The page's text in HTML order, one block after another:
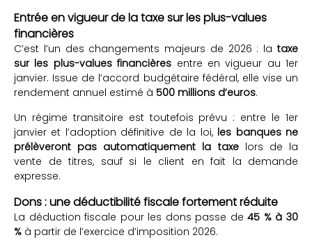
Entrée en vigueur de la taxe sur les plus-values
financières
C’est l’un des changements majeurs de 2026 : la taxe
sur les plus-values financières entre en vigueur au 1er
janvier. Issue de l’accord budgétaire fédéral, elle vise un
rendement annuel estimé à 500 millions d’euros.
Un régime transitoire est toutefois prévu : entre le 1er
janvier et l’adoption définitive de la loi, les banques ne
prélèveront pas automatiquement la taxelors de la
vente de titres, sauf si le client en fait la demande
expresse.
Dons : une déductibilité fiscale fortement réduite
La déduction fiscale pour les dons passe de45 % à 30
% à partir de l’exercice d’imposition 2026.